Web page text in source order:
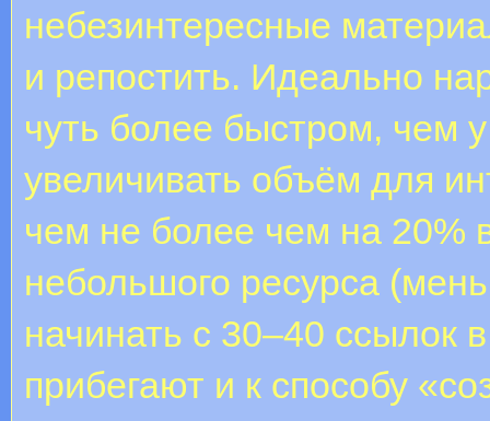
небезинтересные
и репостить. Идеально
чуть более быстром, чем
увеличивать объём для
чем не более чем на 20%
небольшого ресурса
начинать с 30–40 ссылок
прибегают и к способу